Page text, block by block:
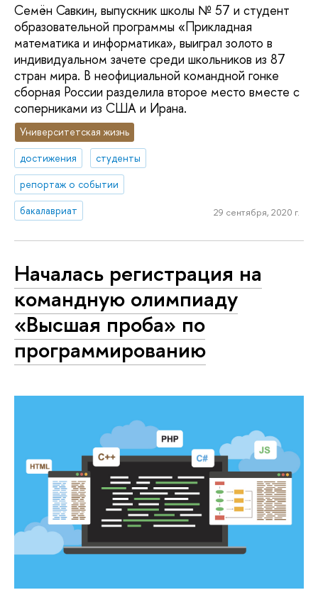
Семён Савкин, выпускник школы № 57 и студент
образовательной программы «Прикладная
математика и информатика», выиграл золото в
индивидуальном зачете среди школьников из 87
стран мира. В неофициальной командной гонке
сборная России разделила второе место вместе с
соперниками из США и Ирана.
Университетская жизнь
достижения
студенты
репортаж о событии
бакалавриат
29 сентября, 2020 г.
Началась регистрация на
командную олимпиаду
«Высшая проба» по
программированию